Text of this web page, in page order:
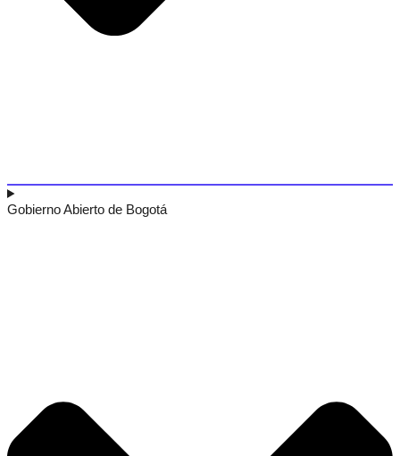
Gobierno Abierto de Bogotá